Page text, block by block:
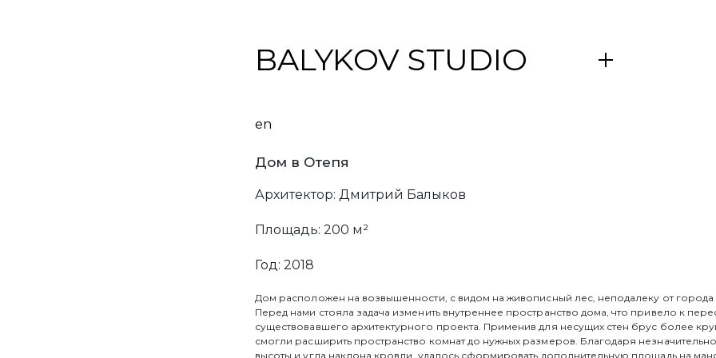
BALYKOV STUDIO
en
BALYKOV STUDIO
сочетанию форм и освещению. Специалисты студии
проектов.
мышления.Мы не гонимся за масштабом - нас интересует
Услуги
Дом в Отепя
Архитектор: Дмитрий Балыков
Площадь: 200 м²
Год: 2018
Дом расположен на возвышенности, с видом на живописный лес, неподалеку от города
Перед нами стояла задача изменить внутреннее пространство дома, что привело к
существовавшего архитектурного проекта. Применив для несущих стен брус более
смогли расширить пространство комнат до нужных размеров. Благодаря
высоты и угла наклона кровли, удалось сформировать дополнительную площадь на